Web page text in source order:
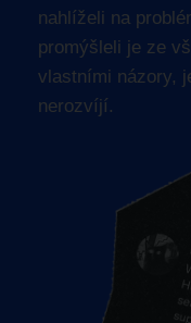
nahlíželi na
promýšleli je ze
vlastními názory,
nerozvíjí.